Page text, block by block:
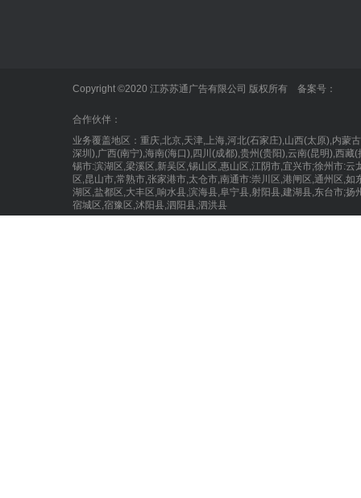
LED显示屏
Copyright ©2020 江苏苏通广告有限公司 版权所有 备案号：
合作伙伴：
业务覆盖地区：重庆,北京,天津,上海,河北(石家庄),山西(太
深圳),广西(南宁),海南(海口),四川(成都),贵州(贵阳),云南(昆明),西
锡市:滨湖区,梁溪区,新吴区,锡山区,惠山区,江阴市,宜兴市;徐州市:
区,昆山市,常熟市,张家港市,太仓市,南通市:崇川区,港闸区,通州区,
湖区,盐都区,大丰区,响水县,滨海县,阜宁县,射阳县,建湖县,东台市;
宿城区,宿豫区,沭阳县,泗阳县,泗洪县